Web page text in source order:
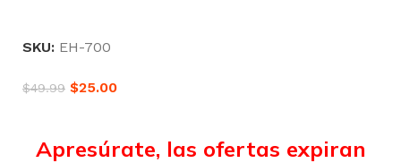
SKU: EH-700
$49.99 $25.00
Apresúrate, las ofertas expiran